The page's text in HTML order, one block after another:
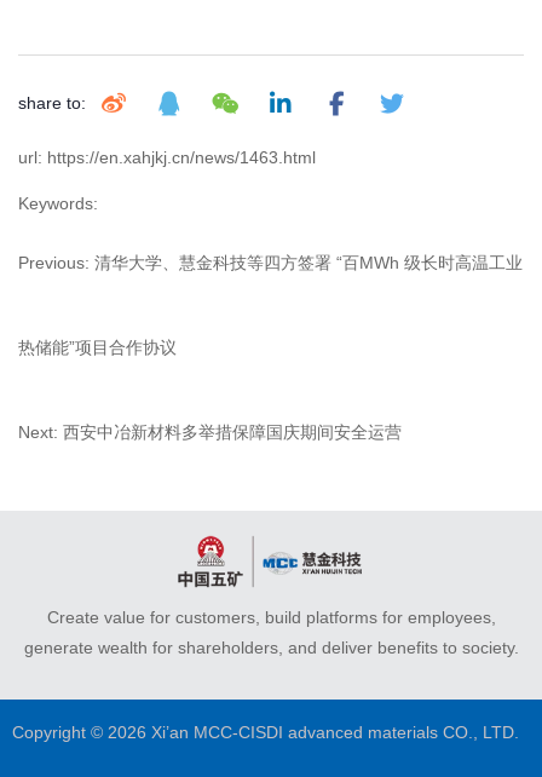
share to:
url: https://en.xahjkj.cn/news/1463.html
Keywords:
Previous: 清华大学、慧金科技等四方签署 “百MWh 级长时高温工业
热储能”项目合作协议
Next: 西安中冶新材料多举措保障国庆期间安全运营
Create value for customers, build platforms for employees,
generate wealth for shareholders, and deliver benefits to society.
Copyright © 2026 Xi’an MCC-CISDI advanced materials CO., LTD.